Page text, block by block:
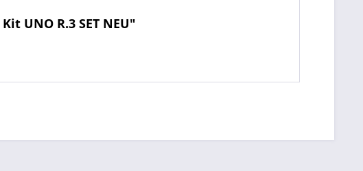
UNO R.3 SET NEU"